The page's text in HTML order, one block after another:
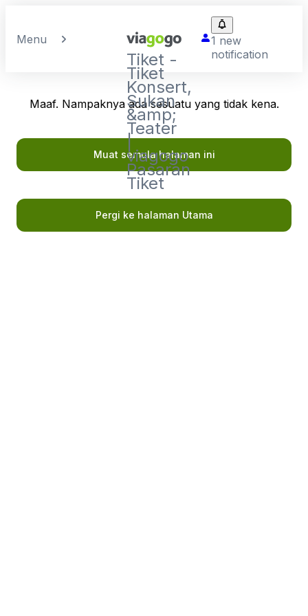
Menu
Tiket -
Tiket
Konsert,
Sukan
&amp;
Teater
|
viagogo
Pasaran
Tiket
1 new
notification
Maaf. Nampaknya ada sesuatu yang tidak kena.
Muat semula halaman ini
Pergi ke halaman Utama